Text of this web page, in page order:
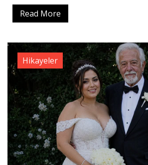
Read More
Hikayeler